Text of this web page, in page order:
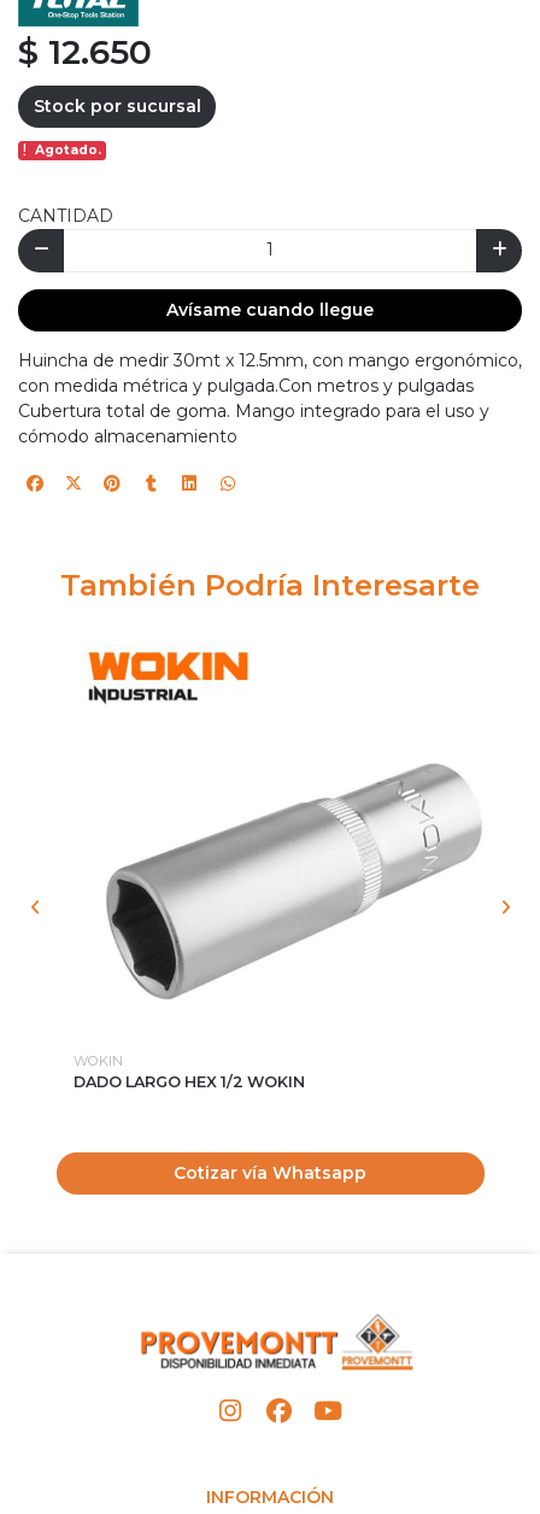
$ 12.650
Stock por sucursal
Agotado.
CANTIDAD
Avísame cuando llegue
Huincha de medir 30mt x 12.5mm, con mango ergonómico,
con medida métrica y pulgada.Con metros y pulgadas
Cubertura total de goma. Mango integrado para el uso y
cómodo almacenamiento
También Podría Interesarte
WOKIN
DADO LARGO HEX 1/2 WOKIN
Cotizar vía Whatsapp
INFORMACIÓN